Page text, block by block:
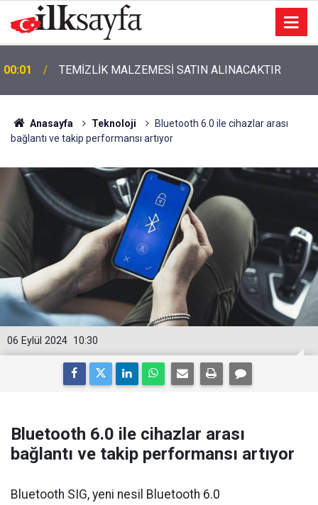
00:01 TEMİZLİK MALZEMESİ SATIN ALINACAKTIR
Anasayfa Teknoloji
Bluetooth 6.0 ile cihazlar arası
bağlantı ve takip performansı artıyor
10:30
06 Eylül 2024
Bluetooth 6.0 ile cihazlar arası
bağlantı ve takip performansı artıyor
Bluetooth SIG, yeni nesil Bluetooth 6.0